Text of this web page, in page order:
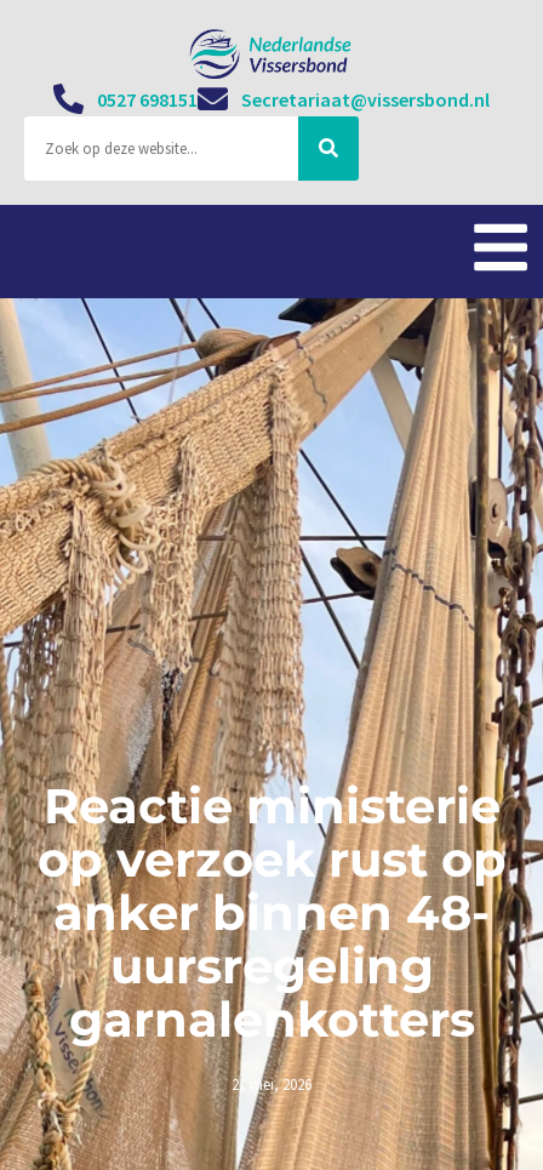
0527 698151 Secretariaat@vissersbond.nl
Reactie ministerie
op verzoek rust op
anker binnen 48-
uursregeling
garnalenkotters
21 mei, 2026